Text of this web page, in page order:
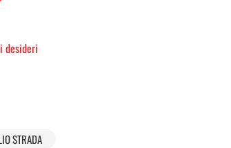
desideri
STRADA